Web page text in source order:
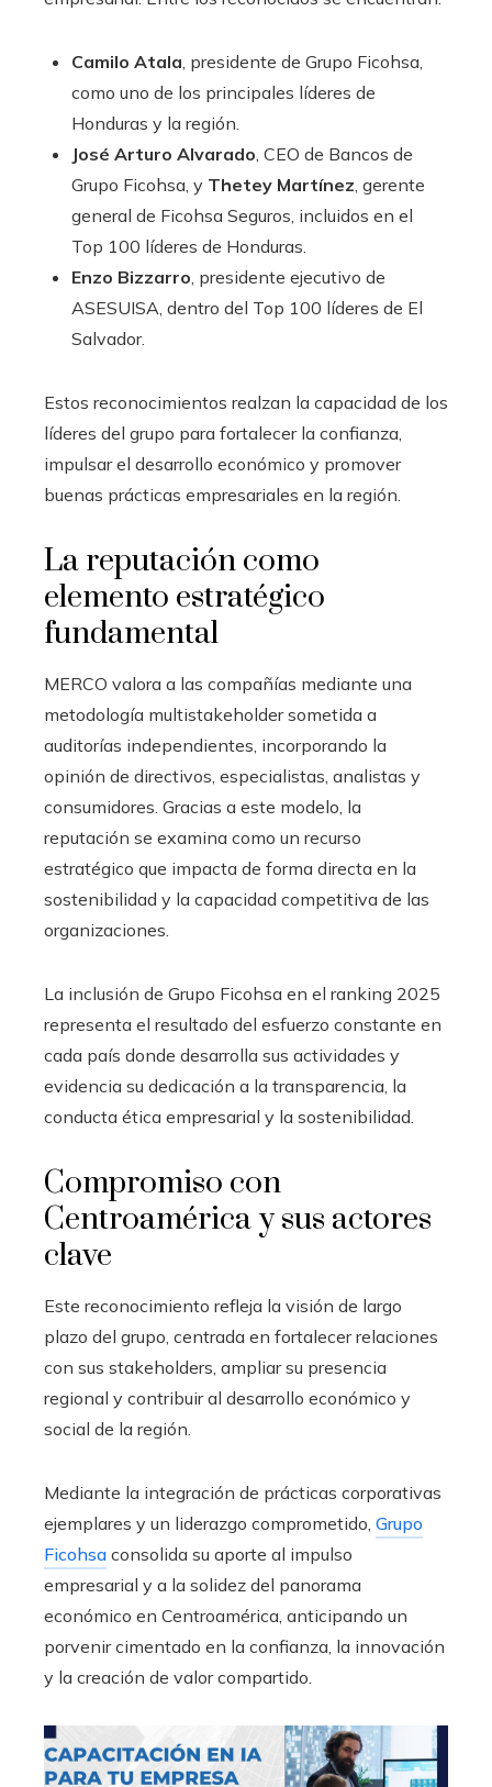
Camilo Atala , presidente de Grupo Ficohsa,
como uno de los principales líderes de
Honduras y la región.
José Arturo Alvarado , CEO de Bancos de
Grupo Ficohsa, y Thetey Martínez , gerente
general de Ficohsa Seguros, incluidos en el
Top 100 líderes de Honduras.
Enzo Bizzarro , presidente ejecutivo de
ASESUISA, dentro del Top 100 líderes de El
Salvador.
Estos reconocimientos realzan la capacidad de los
líderes del grupo para fortalecer la confianza,
impulsar el desarrollo económico y promover
buenas prácticas empresariales en la región.
La reputación como
elemento estratégico
fundamental
MERCO valora a las compañías mediante una
metodología multistakeholder sometida a
auditorías independientes, incorporando la
opinión de directivos, especialistas, analistas y
consumidores. Gracias a este modelo, la
reputación se examina como un recurso
estratégico que impacta de forma directa en la
sostenibilidad y la capacidad competitiva de las
organizaciones.
La inclusión de Grupo Ficohsa en el ranking 2025
representa el resultado del esfuerzo constante en
cada país donde desarrolla sus actividades y
evidencia su dedicación a la transparencia, la
conducta ética empresarial y la sostenibilidad.
Compromiso con
Centroamérica y sus actores
clave
Este reconocimiento refleja la visión de largo
plazo del grupo, centrada en fortalecer relaciones
con sus stakeholders, ampliar su presencia
regional y contribuir al desarrollo económico y
social de la región.
Mediante la integración de prácticas corporativas
ejemplares y un liderazgo comprometido, Grupo
Ficohsa consolida su aporte al impulso
empresarial y a la solidez del panorama
económico en Centroamérica, anticipando un
porvenir cimentado en la confianza, la innovación
y la creación de valor compartido.